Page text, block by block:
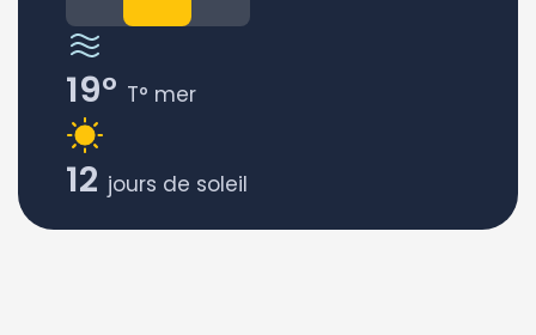
19° T° mer
12 jours de soleil